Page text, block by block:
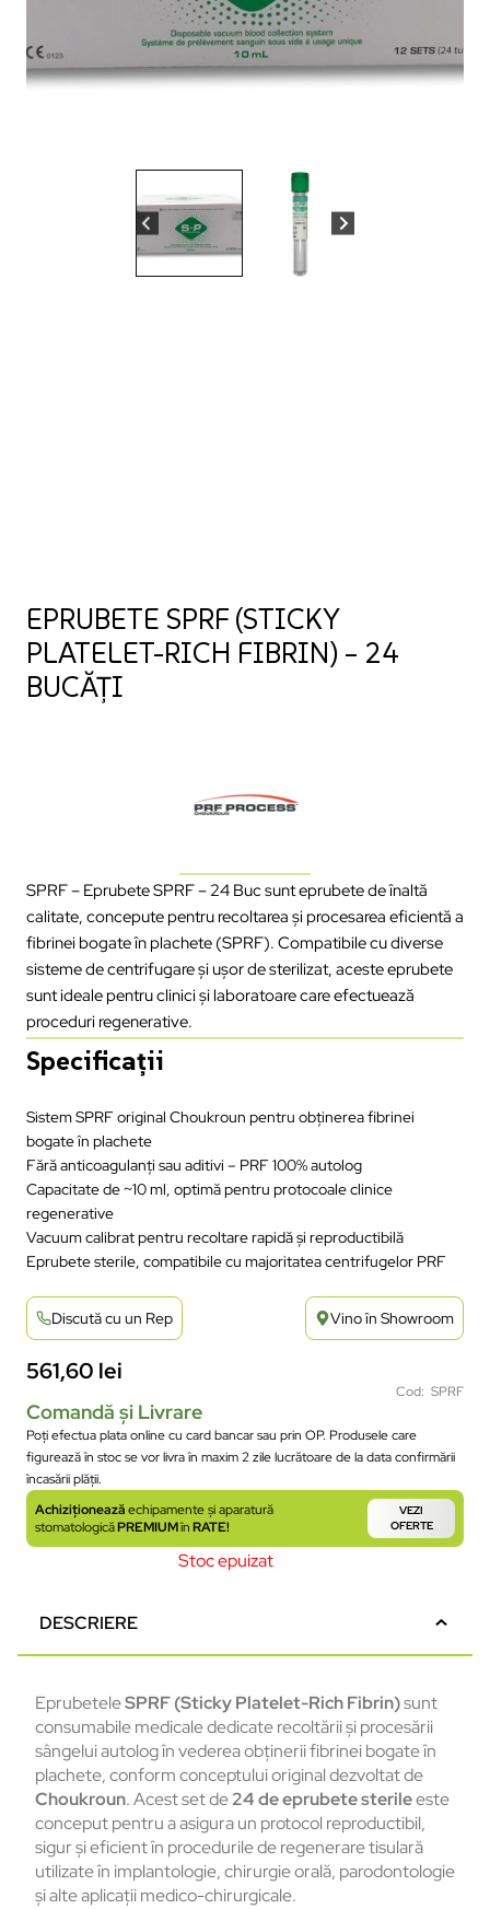
EPRUBETE SPRF (STICKY
PLATELET-RICH FIBRIN) – 24
BUCĂȚI
SPRF – Eprubete SPRF – 24 Buc sunt eprubete de înaltă
calitate, concepute pentru recoltarea și procesarea eficientă a
fibrinei bogate în plachete (SPRF). Compatibile cu diverse
sisteme de centrifugare și ușor de sterilizat, aceste eprubete
sunt ideale pentru clinici și laboratoare care efectuează
proceduri regenerative.
Specificații
Sistem SPRF original Choukroun pentru obținerea fibrinei
bogate în plachete
Fără anticoagulanți sau aditivi – PRF 100% autolog
Capacitate de ~10 ml, optimă pentru protocoale clinice
regenerative
Vacuum calibrat pentru recoltare rapidă și reproductibilă
Eprubete sterile, compatibile cu majoritatea centrifugelor PRF
Discută cu un Rep Vino în Showroom
561,60 lei
Cod: SPRF
Comandă și Livrare
Poți efectua plata online cu card bancar sau prin OP. Produsele care
figurează în stoc se vor livra în maxim 2 zile lucrătoare de la data confirmării
încasării plății.
Achiziționeazăechipamente și aparatură
stomatologicăPREMIUMînRATE!
VEZI
OFERTE
Stoc epuizat
DESCRIERE
EprubeteleSPRF (Sticky Platelet-Rich Fibrin)sunt
consumabile medicale dedicate recoltării și procesării
sângelui autolog în vederea obținerii fibrinei bogate în
plachete, conform conceptului original dezvoltat de
Choukroun. Acest set de24 de eprubete sterileeste
conceput pentru a asigura un protocol reproductibil,
sigur și eficient în procedurile de regenerare tisulară
utilizate în implantologie, chirurgie orală, parodontologie
și alte aplicații medico-chirurgicale.